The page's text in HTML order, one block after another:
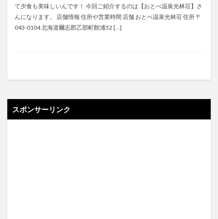
て夕食も美味しいんです！ 今回ご紹介するのは【おとべ温泉光林荘】さ
んになります。 店舗情報 住所や営業時間 店舗 おとべ温泉光林荘 住所 〒
043-0104 北海道爾志郡乙部町館浦52 […]
スポンサーリンク